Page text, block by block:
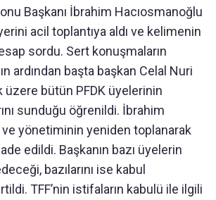
Başkanı İbrahim Hacıosmanoğlu
acil toplantıya aldı ve kelimenin
sordu. Sert konuşmaların
ardından başta başkan Celal Nuri
üzere bütün PFDK üyelerinin
sunduğu öğrenildi. İbrahim
yönetiminin yeniden toplanarak
edildi. Başkanın bazı üyelerin
bazılarını ise kabul
TFF’nin istifaların kabulü ile ilgili